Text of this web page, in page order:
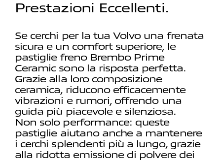
Prestazioni Eccellenti.
Se cerchi per la tua Volvo una frenata
sicura e un comfort superiore, le
pastiglie freno Brembo Prime
Ceramic sono la risposta perfetta.
Grazie alla loro composizione
ceramica, riducono efficacemente
vibrazioni e rumori, offrendo una
guida più piacevole e silenziosa.
Non solo performance: queste
pastiglie aiutano anche a mantenere
i cerchi splendenti più a lungo, grazie
alla ridotta emissione di polvere dei